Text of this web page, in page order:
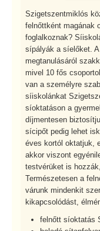
Szigetszentmiklós
felnőttként magának
foglalkoznak?
sípályák a síelőket.
megtanulásáról
mivel 10 fős
van a személyre
síiskolánkat
síoktatáson a
díjmentesen
sícipőt pedig lehet
éves kortól oktatjuk,
akkor viszont
testvérüket is
Természetesen a
várunk mindenkit
kikapcsolódást,
felnőtt síoktatás